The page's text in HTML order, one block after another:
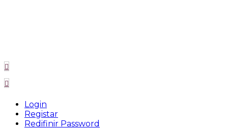
Login
Registar
Redifinir Password